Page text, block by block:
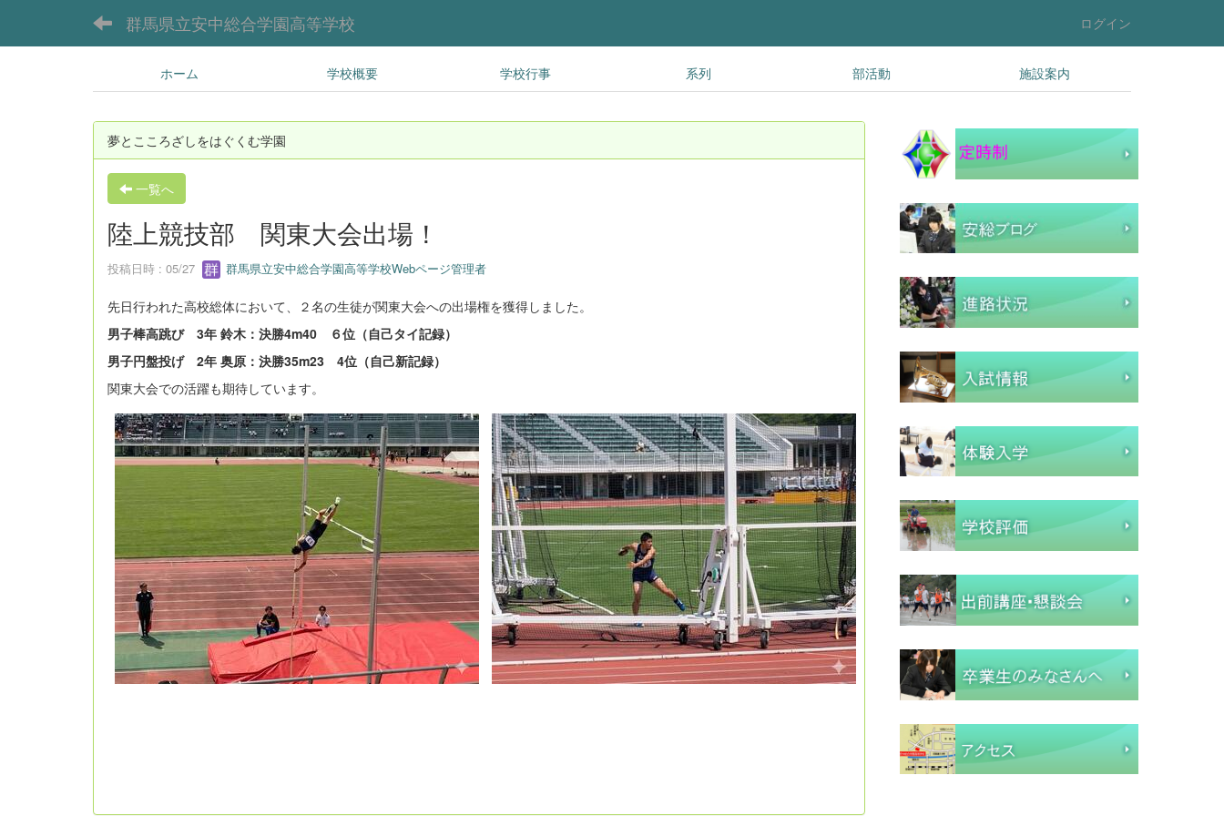
群馬県立安中総合学園高等学校 ログイン
ホーム 学校概要 学校行事 系列 部活動 施設案内
夢とこころざしをはぐくむ学園
一覧へ
陸上競技部 関東大会出場！
投稿日時 : 05/27 群馬県立安中総合学園高等学校Webページ管理者
先日行われた高校総体において、２名の生徒が関東大会への出場権を獲得しました。
男子棒高跳び 3年 鈴木：決勝4m40 ６位（自己タイ記録）
男子円盤投げ 2年 奥原：決勝35m23 4位（自己新記録）
関東大会での活躍も期待しています。